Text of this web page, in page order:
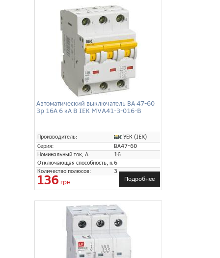
Автоматический выключатель ВА 47-60
3p 16А 6 кА B IEK MVA41-3-016-B
Производитель:
УЕК (IEK)
Серия:
ВА47-60
Номинальный ток, А:
16
Отключающая способность, кА:
6
Количество полюсов:
3
136 грн Подробнее